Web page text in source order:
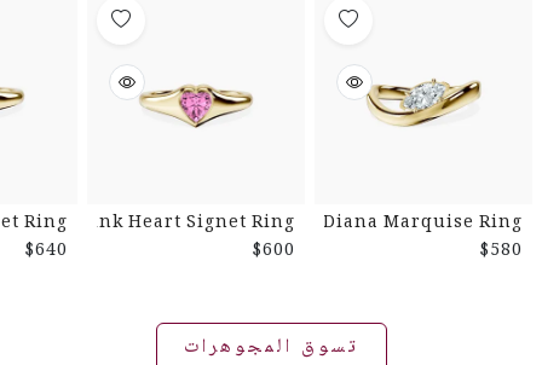
Diana Marquise Ring
$580
Pink Heart Signet Ring
$600
Ring
$640
تسوق المجوهرات